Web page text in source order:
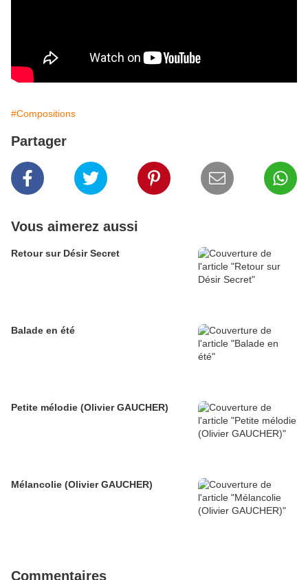
#Compositions
Partager
Vous aimerez aussi
Retour sur Désir Secret
Balade en été
Petite mélodie (Olivier GAUCHER)
Mélancolie (Olivier GAUCHER)
Commentaires